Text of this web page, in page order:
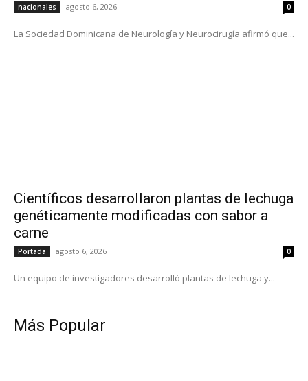
nacionales agosto 6, 2026 0
La Sociedad Dominicana de Neurología y Neurocirugía afirmó que...
Científicos desarrollaron plantas de lechuga
genéticamente modificadas con sabor a
carne
Portada agosto 6, 2026 0
Un equipo de investigadores desarrolló plantas de lechuga y...
Más Popular